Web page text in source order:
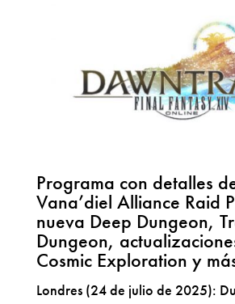
Programa con detalles
Vana’diel Alliance Raid
nueva Deep Dungeon,
Dungeon,
Cosmic Exploration y
Londres (24 de julio de 2025):